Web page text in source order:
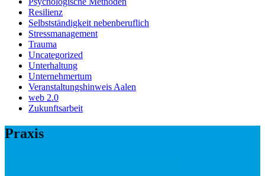
Resilienz
Selbstständigkeit nebenberuflich
Stressmanagement
Trauma
Uncategorized
Unterhaltung
Unternehmertum
Veranstaltungshinweis Aalen
web 2.0
Zukunftsarbeit
Praxis